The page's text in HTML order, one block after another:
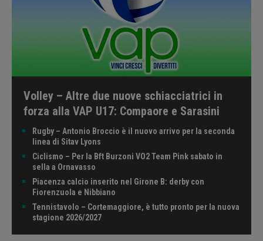
Volley – Altre due nuove schiacciatrici in
forza alla VAP U17: Compaore e Sarasini
Rugby – Antonio Broccio è il nuovo arrivo per la seconda
linea di Sitav Lyons
Ciclismo – Per la Bft Burzoni VO2 Team Pink sabato in
sella a Ornavasso
Piacenza calcio inserito nel Girone B: derby con
Fiorenzuola e Nibbiano
Tennistavolo – Cortemaggiore, è tutto pronto per la nuova
stagione 2026/2027